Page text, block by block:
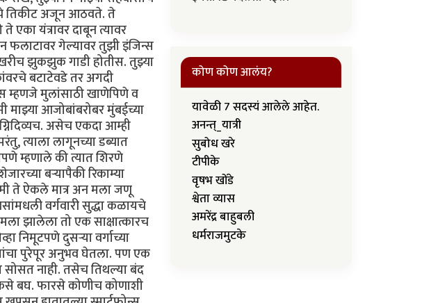
तिकीट अजून आठवते. ते
यंत्रावर दाबून त्यावर
गेल्यावर तुझी इंजिन्स
झुकझुक गाडी होतीस. तुझ्या
बटाटेवडे तर अगदी
म्हणजे मुलांसाठी खाणेपिणे व
आजोबांबरोबर मुंबईच्या
असेच एकदा आम्ही
त्याला लागूनच्या डब्यात
म्हणाले की त्यात शिरणे
बऱ्यापैकी रिकाम्या
मी ते ऐकले मात्र अन मला जणू
वर्गवारी सुद्धा कळायचे
झालेला तो एक साक्षात्कारच
निमूटपणे दुसऱ्या वर्गाच्या
पुरेपूर अनुभव घेतला. पण एक
सोसत नाही. तसेच तिथल्या बंद
बघ. फारसे कोणीच कोणाशी
कोण कोण आलंय?
यावेळी 7 सदस्यं आलेले आहेत.
अनन्त्_यात्री
सुबोध खरे
टीपीके
वृषभ खोंडे
श्वेता व्यास
अमरेंद्र बाहुबली
धर्मराजमुटके